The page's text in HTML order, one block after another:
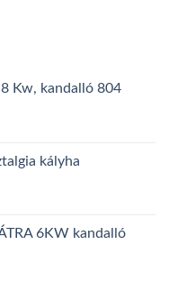
Kw, kandalló 804
kályha
6KW kandalló